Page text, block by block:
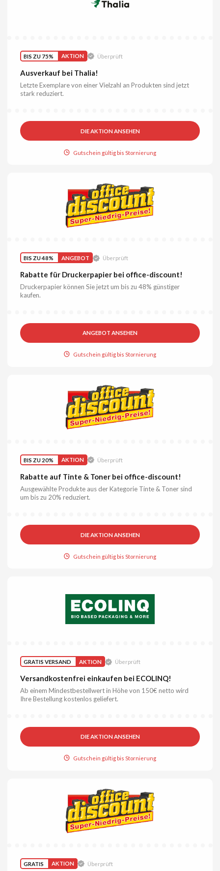
BIS ZU 75% AKTION Überprüft
Ausverkauf bei Thalia!
Letzte Exemplare von einer Vielzahl an Produkten sind jetzt
stark reduziert.
DIE AKTION ANSEHEN
Gutschein gültig bis Stornierung
BIS ZU 48% ANGEBOT Überprüft
Rabatte für Druckerpapier bei office-discount!
Druckerpapier können Sie jetzt um bis zu 48% günstiger
kaufen.
ANGEBOT ANSEHEN
Gutschein gültig bis Stornierung
BIS ZU 20% AKTION Überprüft
Rabatte auf Tinte & Toner bei office-discount!
Ausgewählte Produkte aus der Kategorie Tinte & Toner sind
um bis zu 20% reduziert.
DIE AKTION ANSEHEN
Gutschein gültig bis Stornierung
GRATIS VERSAND AKTION Überprüft
Versandkostenfrei einkaufen bei ECOLINQ!
Ab einem Mindestbestellwert in Höhe von 150€ netto wird
Ihre Bestellung kostenlos geliefert.
DIE AKTION ANSEHEN
Gutschein gültig bis Stornierung
GRATIS AKTION Überprüft